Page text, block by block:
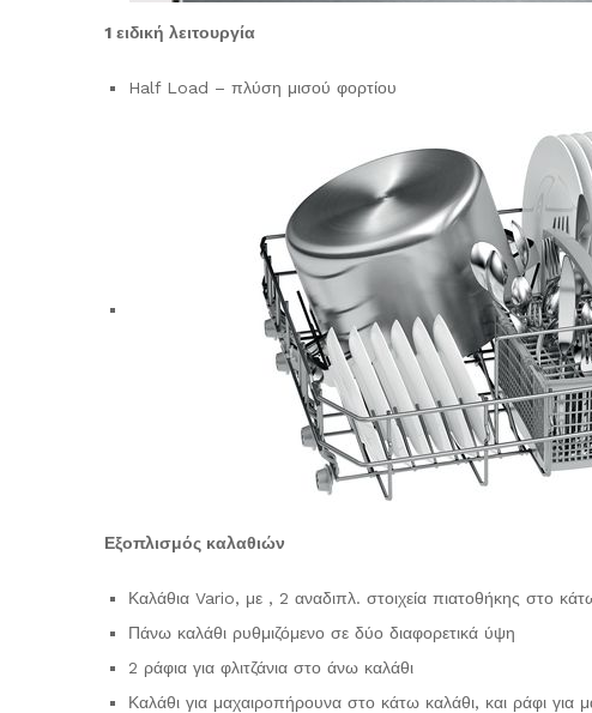
1 ειδική λειτουργία
Half Load – πλύση μισού φορτίου
Εξοπλισμός καλαθιών
Καλάθια Vario, με , 2 αναδιπλ. στοιχεία πιατοθήκης στο
Πάνω καλάθι ρυθμιζόμενο σε δύο διαφορετικά ύψη
2 ράφια για φλιτζάνια στο άνω καλάθι
Καλάθι για μαχαιροπήρουνα στο κάτω καλάθι, και ράφι για